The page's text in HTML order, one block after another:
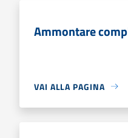
Ammontare
VAI ALLA PAGINA